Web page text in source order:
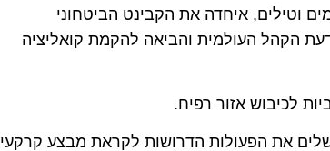
וטילים, איחדה את הקבינט הביטחוני
הקהל העולמית והביאה להקמת קואליציה
את הפעולות הדרושות לקראת מבצע קרקעי